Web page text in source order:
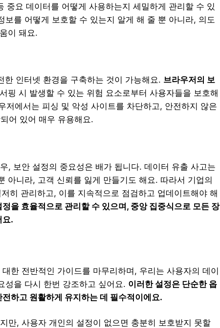
중요 데이터를 어떻게 사용하는지 세밀하게 관리할 수 있
보를 어떻게 보호할 수 있는지 알게 해 줄 뿐 아니라, 의도
이 돼요.
한 인터넷 환경을 구축하는 것이 가능해요. 브라우저의 보
핑 시 발생할 수 있는 위험 요소로부터 사용자들을 보호해
에서는 피싱 및 악성 사이트를 차단하고, 안전하지 않은
어 있어 매우 유용해요.
, 보안 설정의 중요성은 배가 됩니다. 데이터 유출 사고는
아니라, 고객 신뢰를 잃게 만들기도 해요. 따라서 기업의
히 관리하고, 이를 지속적으로 점검하고 업데이트해야 해
을 효율적으로 관리할 수 있으며, 중앙 집중식으로 모든 장
요.
한 전반적인 가이드를 마무리하며, 우리는 사용자의 데이
성을 다시 한번 강조하고 싶어요. 이러한 설정은 단순한 옵
하고 원활하게 유지하는 데 필수적이에요.
만, 사용자 개인의 설정이 없으면 충분히 보호받지 못할